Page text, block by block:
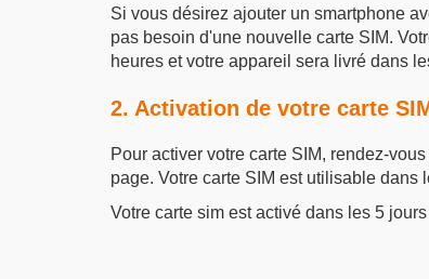
Si vous désirez ajouter un smartphone
pas besoin d'une nouvelle carte SIM.
heures et votre appareil sera livré dans
2. Activation de votre carte
Pour activer votre carte SIM, rendez-vous
page. Votre carte SIM est utilisable dans
Votre carte sim est activé dans les 5